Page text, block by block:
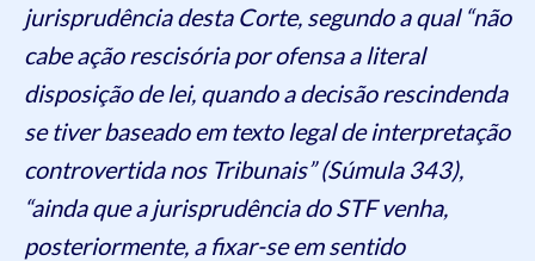
jurisprudência desta Corte, segundo a qual “não
cabe ação rescisória por ofensa a literal
disposição de lei, quando a decisão rescindenda
se tiver baseado em texto legal de interpretação
controvertida nos Tribunais” (Súmula 343),
“ainda que a jurisprudência do STF venha,
posteriormente, a fixar-se em sentido